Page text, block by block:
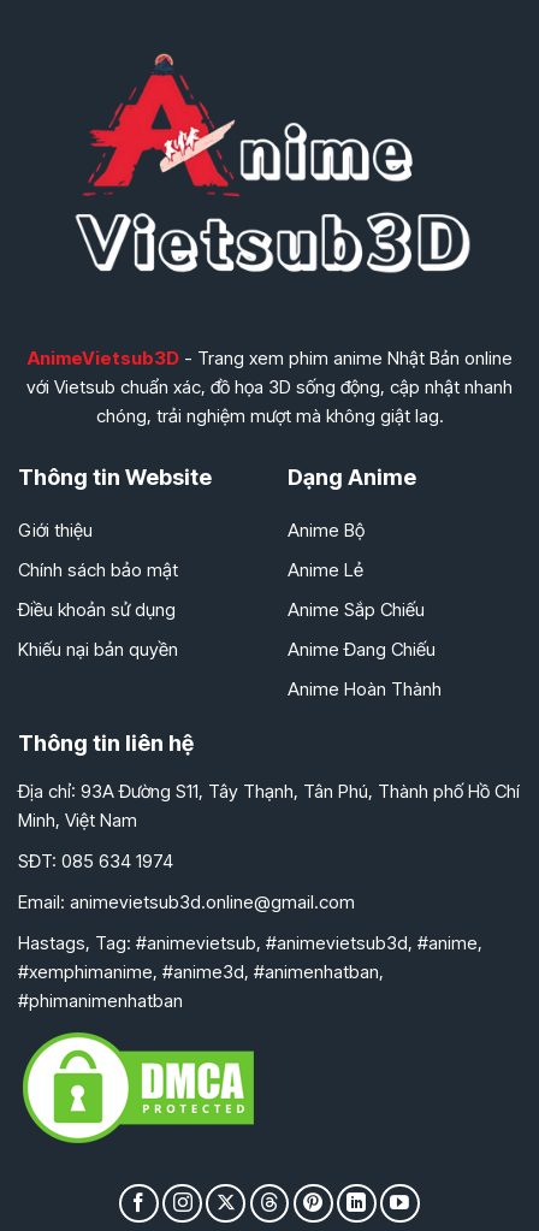
AnimeVietsub3D- Trang xem phim anime Nhật Bản online
với Vietsub chuẩn xác, đồ họa 3D sống động, cập nhật nhanh
chóng, trải nghiệm mượt mà không giật lag.
Thông tin Website
Giới thiệu
Chính sách bảo mật
Điều khoản sử dụng
Khiếu nại bản quyền
Dạng Anime
Anime Bộ
Anime Lẻ
Anime Sắp Chiếu
Anime Đang Chiếu
Anime Hoàn Thành
Thông tin liên hệ
Địa chỉ: 93A Đường S11, Tây Thạnh, Tân Phú, Thành phố Hồ Chí
Minh, Việt Nam
SĐT: 085 634 1974
Email: animevietsub3d.online@gmail.com
Hastags, Tag: #animevietsub, #animevietsub3d, #anime,
#xemphimanime, #anime3d, #animenhatban,
#phimanimenhatban